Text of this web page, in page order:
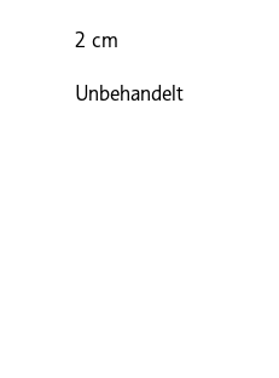
2 cm
Unbehandelt